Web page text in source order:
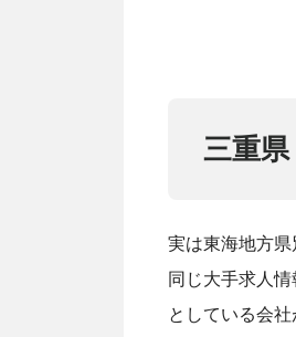
三重県
実は東海地方県
同じ大手求人
としている会社